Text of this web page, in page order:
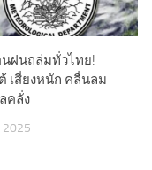
นฝนถล่มทั่วไทย!
เสี่ยงหนัก คลื่นลม
คลั่ง
2025